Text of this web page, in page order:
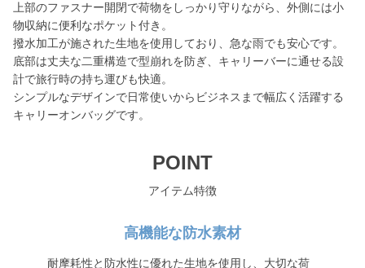
上部のファスナー開閉で荷物をしっかり守りながら、外側には小
物収納に便利なポケット付き。
撥水加工が施された生地を使用しており、急な雨でも安心です。
底部は丈夫な二重構造で型崩れを防ぎ、キャリーバーに通せる設
計で旅行時の持ち運びも快適。
シンプルなデザインで日常使いからビジネスまで幅広く活躍する
キャリーオンバッグです。
POINT
アイテム特徴
高機能な防水素材
耐摩耗性と防水性に優れた生地を使用し、大切な荷